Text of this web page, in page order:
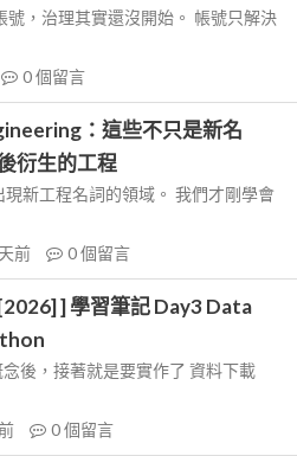
，治理其實還沒開始。 帳號只解決
0個留言
：這些不只是新名
衍生的工程
新工程名詞的領域。 我們才剛學會
前 0個留言
] 學習筆記 Day3 Data
後，接著就是要實作了 資料下載
0個留言